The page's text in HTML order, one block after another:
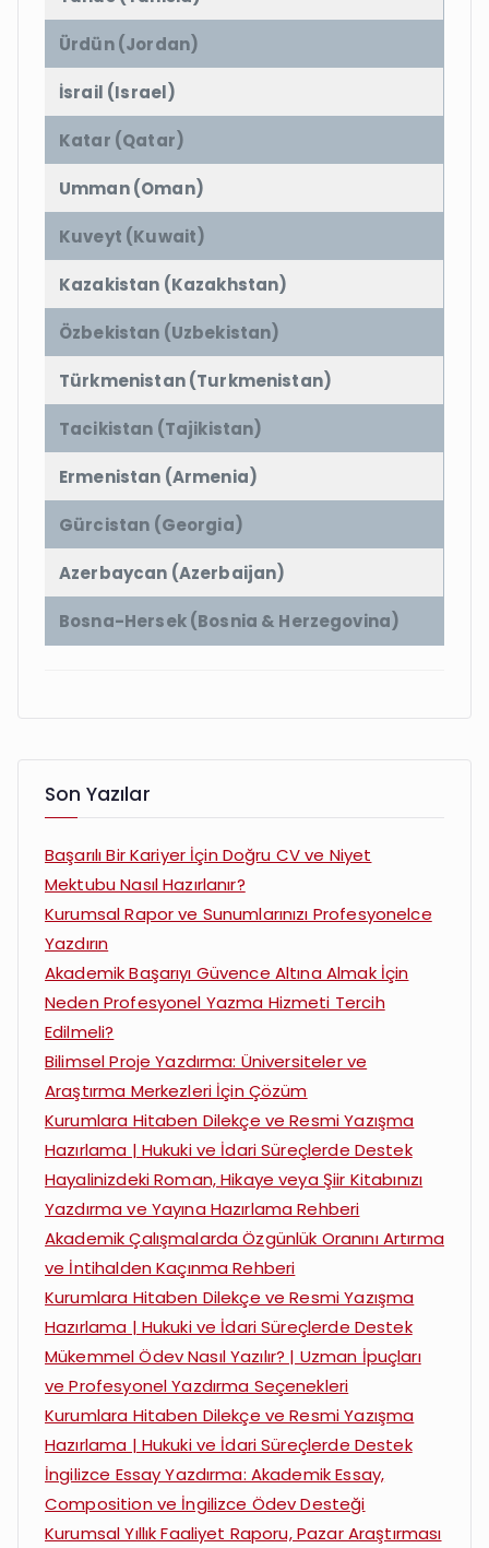
Ürdün (Jordan)
İsrail (Israel)
Katar (Qatar)
Umman (Oman)
Kuveyt (Kuwait)
Kazakistan (Kazakhstan)
Özbekistan (Uzbekistan)
Türkmenistan (Turkmenistan)
Tacikistan (Tajikistan)
Ermenistan (Armenia)
Gürcistan (Georgia)
Azerbaycan (Azerbaijan)
Bosna-Hersek (Bosnia & Herzegovina)
Son Yazılar
Başarılı Bir Kariyer İçin Doğru CV ve Niyet
Mektubu Nasıl Hazırlanır?
Kurumsal Rapor ve Sunumlarınızı Profesyonelce
Yazdırın
Akademik Başarıyı Güvence Altına Almak İçin
Neden Profesyonel Yazma Hizmeti Tercih
Edilmeli?
Bilimsel Proje Yazdırma: Üniversiteler ve
Araştırma Merkezleri İçin Çözüm
Kurumlara Hitaben Dilekçe ve Resmi Yazışma
Hazırlama | Hukuki ve İdari Süreçlerde Destek
Hayalinizdeki Roman, Hikaye veya Şiir Kitabınızı
Yazdırma ve Yayına Hazırlama Rehberi
Akademik Çalışmalarda Özgünlük Oranını Artırma
ve İntihalden Kaçınma Rehberi
Kurumlara Hitaben Dilekçe ve Resmi Yazışma
Hazırlama | Hukuki ve İdari Süreçlerde Destek
Mükemmel Ödev Nasıl Yazılır? | Uzman İpuçları
ve Profesyonel Yazdırma Seçenekleri
Kurumlara Hitaben Dilekçe ve Resmi Yazışma
Hazırlama | Hukuki ve İdari Süreçlerde Destek
İngilizce Essay Yazdırma: Akademik Essay,
Composition ve İngilizce Ödev Desteği
Kurumsal Yıllık Faaliyet Raporu, Pazar Araştırması